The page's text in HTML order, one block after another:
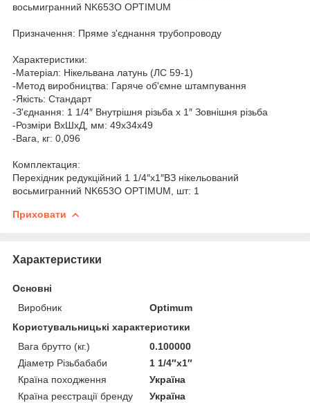
восьмигранний NK653O OPTIMUM
Призначення: Пряме з'єднання трубопроводу
Характеристики:
-Матеріал: Нікельвана латунь (ЛС 59-1)
-Метод виробництва: Гаряче об'ємне штампування
-Якість: Cтандарт
-З'єднання: 1 1/4″ Внутрішня різьба х 1″ Зовнішня різьба
-Розміри ВхШхД, мм: 49х34х49
-Вага, кг: 0,096
Комплектация:
Перехідник редукційний 1 1/4″х1″ВЗ нікельований
восьмигранний NK653O OPTIMUM, шт: 1
Приховати
Характеристики
Основні
Виробник
Optimum
Користувальницькі характеристики
Вага брутто (кг.)
0.100000
Діаметр Різьбабаби
1 1/4″х1″
Країна походження
Україна
Країна реєстрації бренду
Україна